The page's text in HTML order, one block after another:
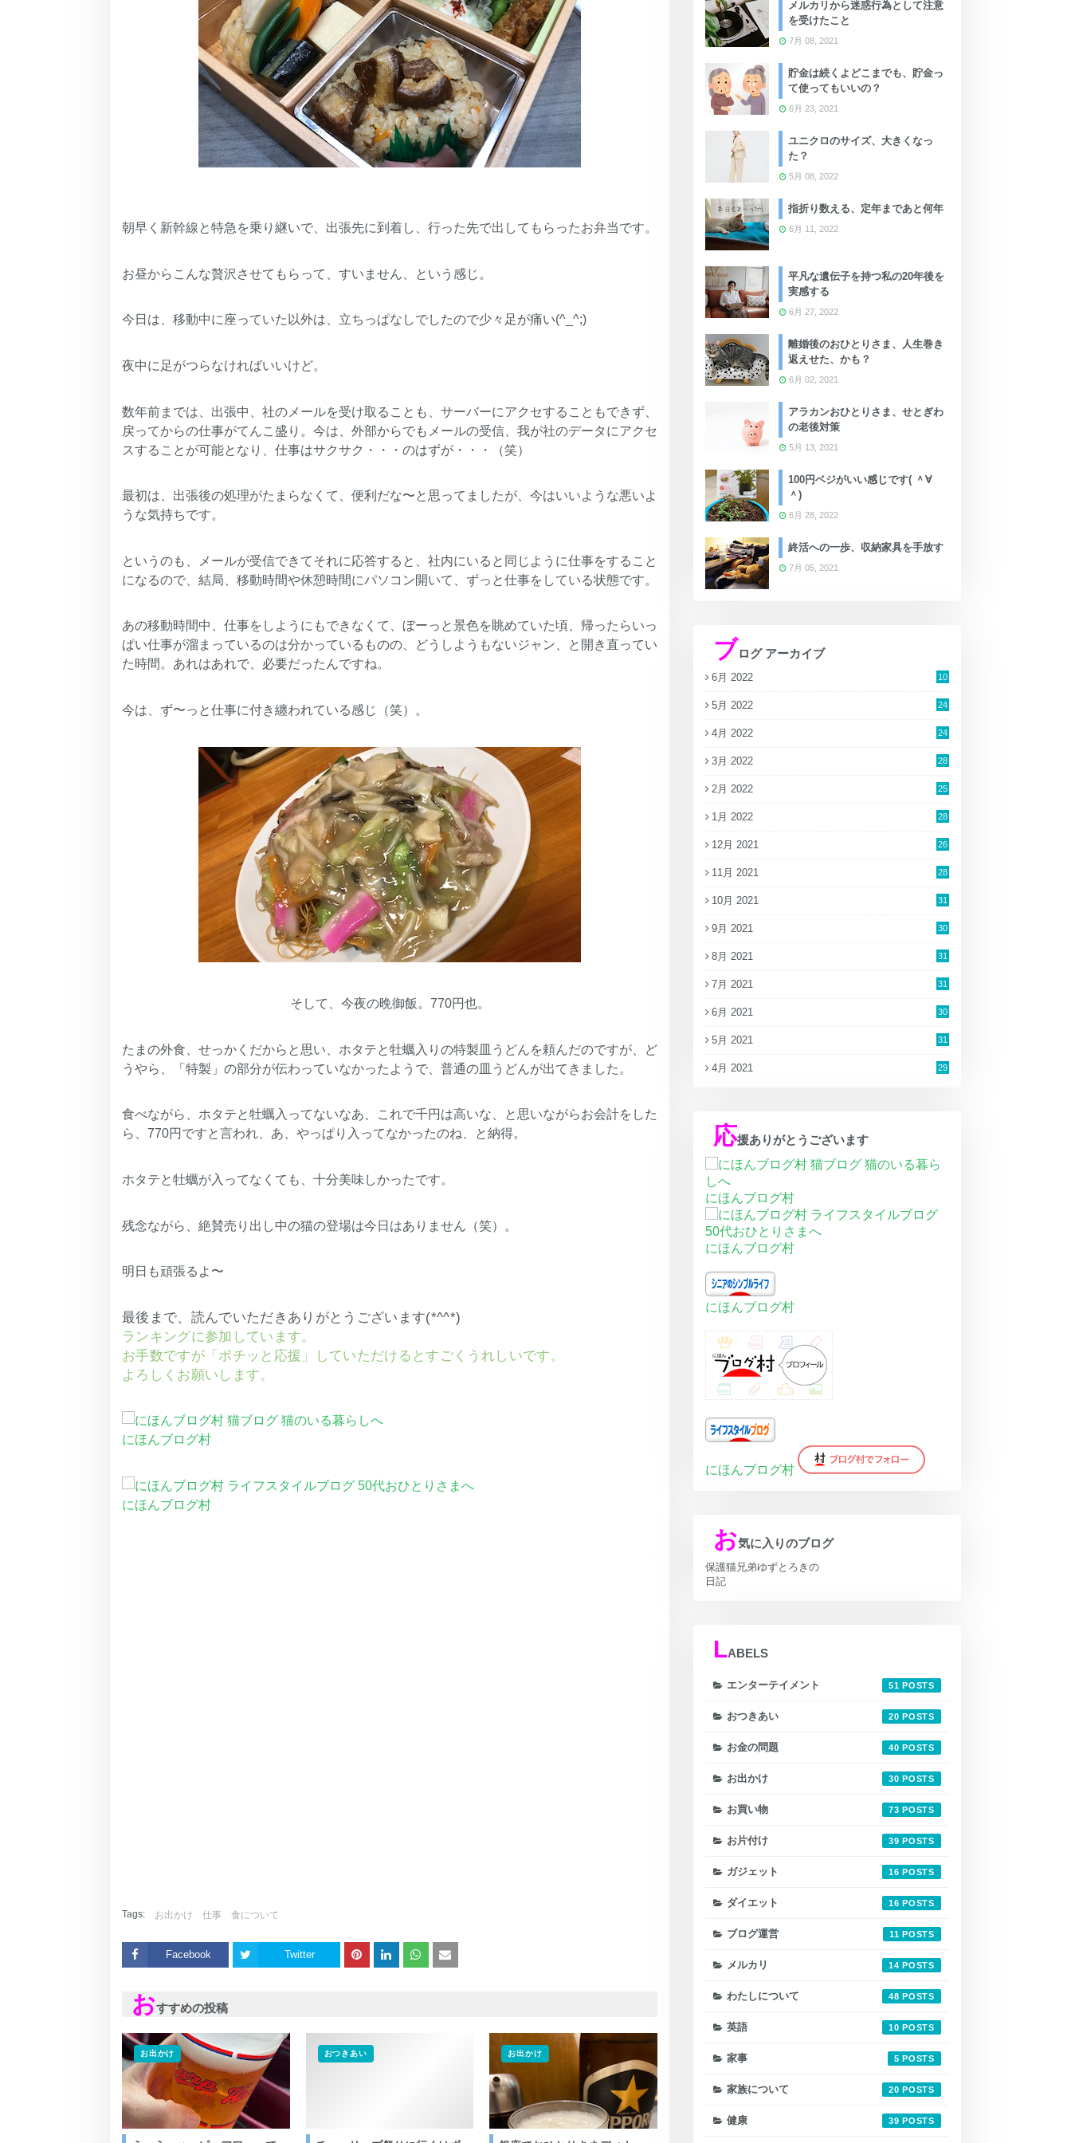
朝早く新幹線と特急を乗り継いで、出張先に到着し、行った先で出してもらったお弁当です。
お昼からこんな贅沢させてもらって、すいません、という感じ。
今日は、移動中に座っていた以外は、立ちっぱなしでしたので少々足が痛い(^_^;)
夜中に足がつらなければいいけど。
数年前までは、出張中、社のメールを受け取ることも、サーバーにアクセすることもできず、
戻ってからの仕事がてんこ盛り。今は、外部からでもメールの受信、我が社のデータにアクセ
スすることが可能となり、仕事はサクサク・・・のはずが・・・（笑）
最初は、出張後の処理がたまらなくて、便利だな〜と思ってましたが、今はいいような悪いよ
うな気持ちです。
というのも、メールが受信できてそれに応答すると、社内にいると同じように仕事をすること
になるので、結局、移動時間や休憩時間にパソコン開いて、ずっと仕事をしている状態です。
あの移動時間中、仕事をしようにもできなくて、ぼーっと景色を眺めていた頃、帰ったらいっ
ぱい仕事が溜まっているのは分かっているものの、どうしようもないジャン、と開き直ってい
た時間。あれはあれで、必要だったんですね。
今は、ず〜っと仕事に付き纏われている感じ（笑）。
そして、今夜の晩御飯。770円也。
たまの外食、せっかくだからと思い、ホタテと牡蠣入りの特製皿うどんを頼んだのですが、ど
うやら、「特製」の部分が伝わっていなかったようで、普通の皿うどんが出てきました。
食べながら、ホタテと牡蠣入ってないなあ、これで千円は高いな、と思いながらお会計をした
ら、770円ですと言われ、あ、やっぱり入ってなかったのね、と納得。
ホタテと牡蠣が入ってなくても、十分美味しかったです。
残念ながら、絶賛売り出し中の猫の登場は今日はありません（笑）。
明日も頑張るよ〜
最後まで、読んでいただきありがとうございます(*^^*)
ランキングに参加しています。
お手数ですが「ポチッと応援」していただけるとすごくうれしいです。
よろしくお願いします。
にほんブログ村
にほんブログ村
Tags: お出かけ 仕事 食について
Facebook Twitter
おすすめの投稿
お出かけ おつきあい お出かけ
メルカリから迷惑行為として注意
を受けたこと
7月 08, 2021
貯金は続くよどこまでも、貯金っ
て使ってもいいの？
6月 23, 2021
ユニクロのサイズ、大きくなっ
た？
5月 08, 2022
指折り数える、定年まであと何年
6月 11, 2022
平凡な遺伝子を持つ私の20年後を
実感する
6月 27, 2022
離婚後のおひとりさま、人生巻き
返えせた、かも？
6月 02, 2021
アラカンおひとりさま、せとぎわ
の老後対策
5月 13, 2021
100円ベジがいい感じです( ＾∀
＾)
6月 28, 2022
終活への一歩、収納家具を手放す
7月 05, 2021
ブログ アーカイブ
6月 2022 10
5月 2022 24
4月 2022 24
3月 2022 28
2月 2022 25
1月 2022 28
12月 2021 26
11月 2021 28
10月 2021 31
9月 2021 30
8月 2021 31
7月 2021 31
6月 2021 30
5月 2021 31
4月 2021 29
応援ありがとうございます
にほんブログ村
にほんブログ村
にほんブログ村
にほんブログ村
お気に入りのブログ
保護猫兄弟ゆずとろきの
日記
LABELS
エンターテイメント 51
おつきあい 20
お金の問題 40
お出かけ 30
お買い物 73
お片付け 39
ガジェット 16
ダイエット 16
ブログ運営 11
メルカリ 14
わたしについて 48
英語 10
家事 5
家族について 20
健康 39